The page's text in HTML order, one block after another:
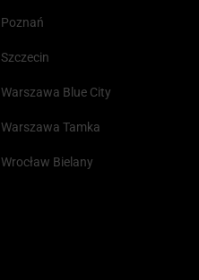
Poznań
Szczecin
Warszawa Blue City
Warszawa Tamka
Wrocław Bielany